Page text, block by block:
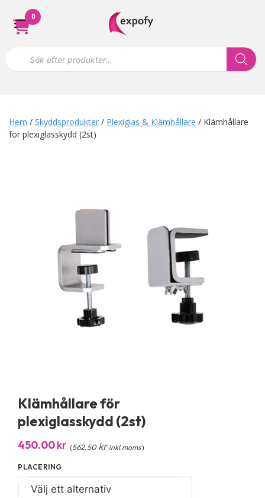
Hoppa
innehåll
s
ö
k
0
Hem / Skyddsprodukter / Plexiglas & Klämhållare / Klämhållare
för plexiglasskydd (2st)
Klämhållare för
plexiglasskydd (2st)
450.00kr (562.50kr inkl.moms)
PLACERING